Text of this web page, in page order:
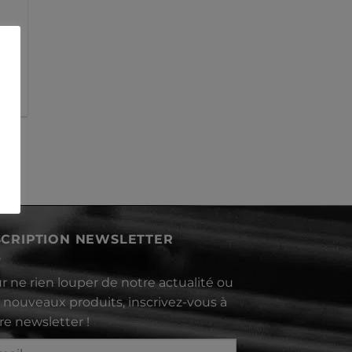
NEWSLETTER
ne rien louper de notre actualité ou
nouveaux produits, inscrivez-vous à
newsletter !